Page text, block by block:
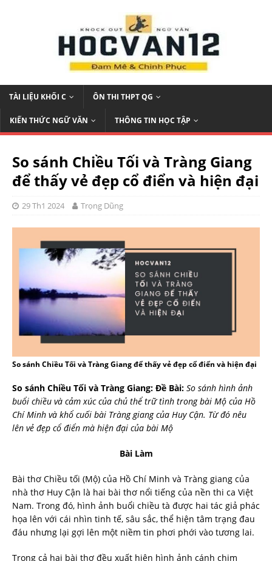
TÀI LIỆU KHỐI C ÔN THI THPT QG
KIẾN THỨC NGỮ VĂN THÔNG TIN HỌC TẬP
So sánh Chiều Tối và Tràng Giang
để thấy vẻ đẹp cổ điển và hiện đại
29 Th1 2024 Trọng Dũng
So sánh Chiều Tối và Tràng Giang để thấy vẻ đẹp cổ điển và hiện đại
So sánh Chiều Tối và Tràng Giang: Đề Bài: So sánh hình ảnh
buổi chiều và cảm xúc của chủ thể trữ tình trong bài Mộ của Hồ
Chí Minh và khổ cuối bài Tràng giang của Huy Cận. Từ đó nêu
lên vẻ đẹp cổ điển mà hiện đại của bài Mộ
Bài Làm
Bài thơ Chiều tối (Mộ) của Hồ Chí Minh và Tràng giang của
nhà thơ Huy Cận là hai bài thơ nổi tiếng của nền thi ca Việt
Nam. Trong đó, hình ảnh buổi chiều tà được hai tác giả phác
họa lên với cái nhìn tinh tế, sâu sắc, thể hiện tâm trạng đau
đáu nhưng lại gợi lên một niềm tin phơi phới vào tương lai.
Trong cả hai bài thơ đều xuất hiện hình ảnh cánh chim